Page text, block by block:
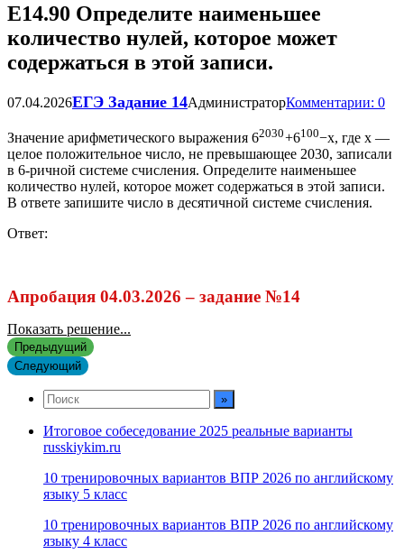
Е14.90 Определите наименьшее
количество нулей, которое может
содержаться в этой записи.
07.04.2026ЕГЭ Задание 14АдминистраторКомментарии: 0
Значение арифметического выражения 62030+6100−х, где х —
целое положительное число, не превышающее 2030, записали
в 6-ричной системе счисления. Определите наименьшее
количество нулей, которое может содержаться в этой записи.
В ответе запишите число в десятичной системе счисления.
Ответ:
Апробация 04.03.2026 – задание №14
Показать решение...
Предыдущий
Следующий
Итоговое собеседование 2025 реальные варианты
russkiykim.ru
10 тренировочных вариантов ВПР 2026 по английскому
языку 5 класс
10 тренировочных вариантов ВПР 2026 по английскому
языку 4 класс